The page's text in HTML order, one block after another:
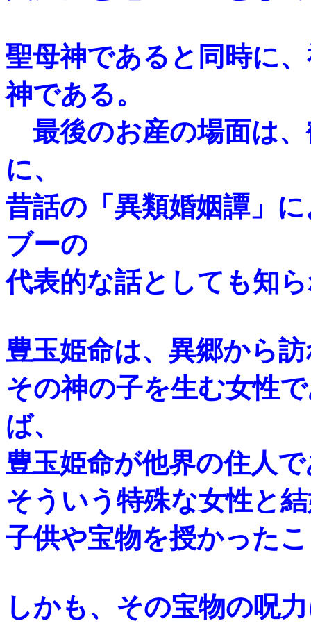
聖母神であると同時に
神である。
最後のお産の場面は
に、
昔話の「異類婚姻譚」
ブーの
代表的な話としても知
豊玉姫命は、異郷から
その神の子を生む女性
ば、
豊玉姫命が他界の住人
そういう特殊な女性と
子供や宝物を授かった
しかも、その宝物の呪